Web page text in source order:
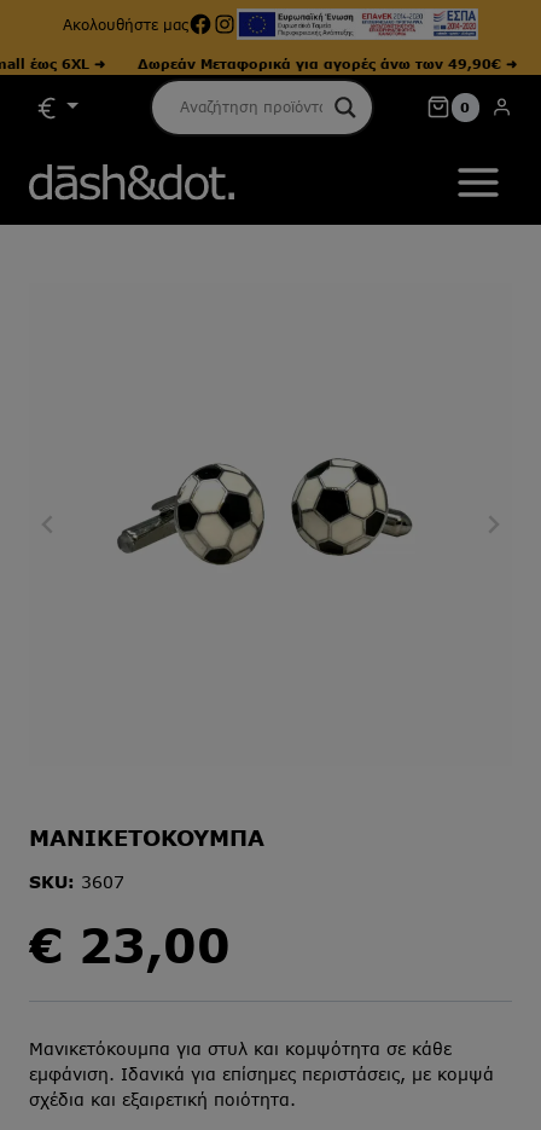
Ακολουθήστε μαςFacebook
Instagram
6XL ➜ Δωρεάν Μεταφορικά για αγορές άνω των 49,90€ ➜
0
ΜΑΝΙΚΕΤΟΚΟΥΜΠΑ
SKU: 3607
€ 23,00
Μανικετόκουμπα για στυλ και κομψότητα σε κάθε
εμφάνιση. Ιδανικά για επίσημες περιστάσεις, με κομψά
σχέδια και εξαιρετική ποιότητα.